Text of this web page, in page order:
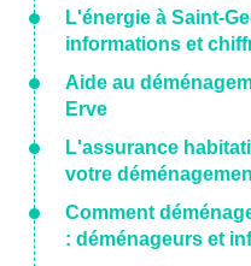
L'énergie à Saint-
informations et
Aide au
Erve
L'assurance
votre
Comment
: déménageurs et